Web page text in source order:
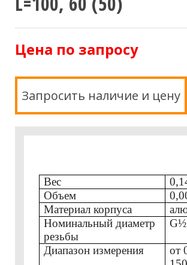
Цена по запросу
Запросить наличие и цену
Вес
Объем
Материал корпуса
Номинальный диаметр
резьбы
Диапазон измерения
от